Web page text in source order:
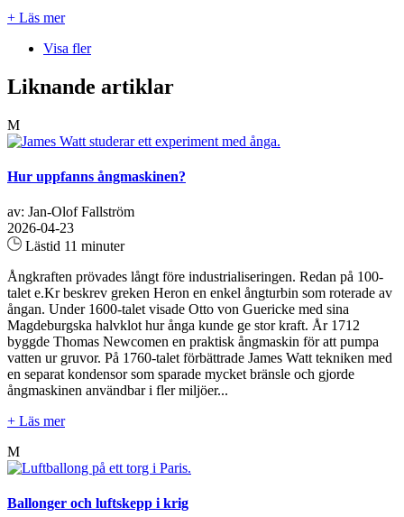
+ Läs mer
Visa fler
Liknande artiklar
M
Hur uppfanns ångmaskinen?
av: Jan-Olof Fallström
2026-04-23
Lästid 11 minuter
Ångkraften prövades långt före industrialiseringen. Redan på 100-
talet e.Kr beskrev greken Heron en enkel ångturbin som roterade av
ångan. Under 1600-talet visade Otto von Guericke med sina
Magdeburgska halvklot hur ånga kunde ge stor kraft. År 1712
byggde Thomas Newcomen en praktisk ångmaskin för att pumpa
vatten ur gruvor. På 1760-talet förbättrade James Watt tekniken med
en separat kondensor som sparade mycket bränsle och gjorde
ångmaskinen användbar i fler miljöer...
+ Läs mer
M
Ballonger och luftskepp i krig